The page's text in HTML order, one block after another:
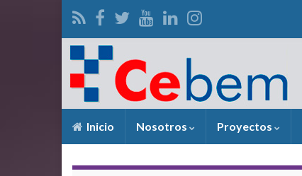
Inicio Nosotros Proyectos